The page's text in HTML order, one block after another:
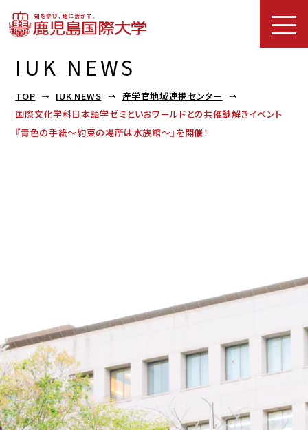
IUK NEWS
TOP IUK NEWS
産学官地域連携センター
国際文化学科日本語学ゼミといおワールドとの共催謎解きイベント
『青色の手紙～約束の場所は水族館～』を開催！